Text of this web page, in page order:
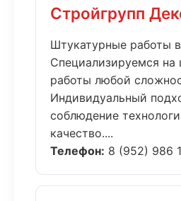
Стройгрупп
Штукатурные работы
Специализируемся на
работы любой
Индивидуальный
соблюдение
качество....
Телефон: 8 (952) 986